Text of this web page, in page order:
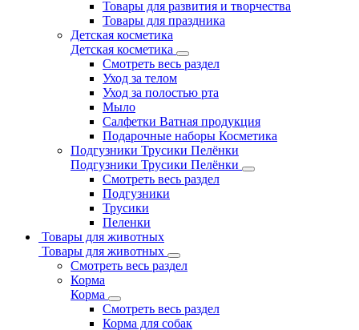
Товары для развития и творчества
Товары для праздника
Детская косметика
Детская косметика
Смотреть весь раздел
Уход за телом
Уход за полостью рта
Мыло
Салфетки Ватная продукция
Подарочные наборы Косметика
Подгузники Трусики Пелёнки
Подгузники Трусики Пелёнки
Смотреть весь раздел
Подгузники
Трусики
Пеленки
Товары для животных
Товары для животных
Смотреть весь раздел
Корма
Корма
Смотреть весь раздел
Корма для собак